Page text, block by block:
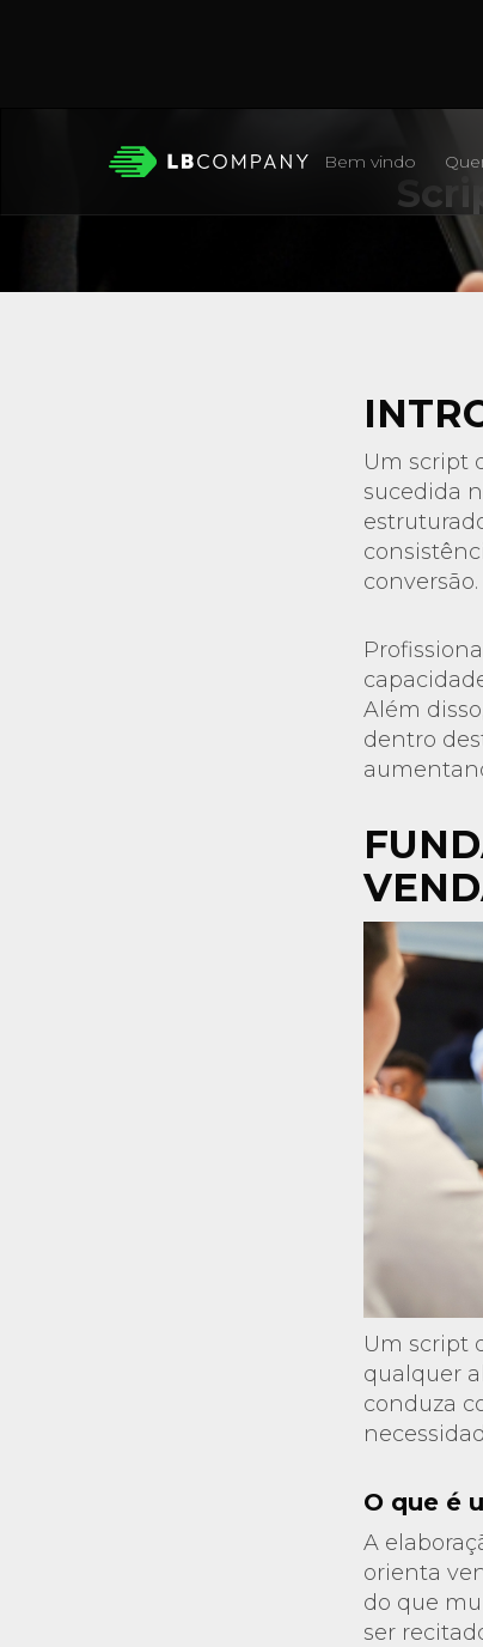
Bem vindo
Um script
sucedida
conversão.
Além
dentro
Um script
qualquer
conduza
O que é
A
orienta
do que
ser